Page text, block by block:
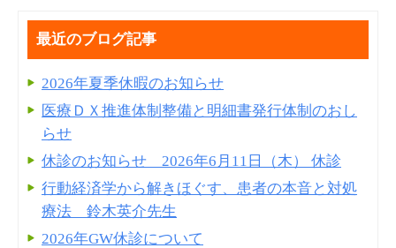
最近のブログ記事
2026年夏季休暇のお知らせ
医療ＤＸ推進体制整備と明細書発⾏体制のおし
らせ
休診のお知らせ 2026年6月11日（木） 休診
行動経済学から解きほぐす、患者の本音と対処
療法 鈴木英介先生
2026年GW休診について